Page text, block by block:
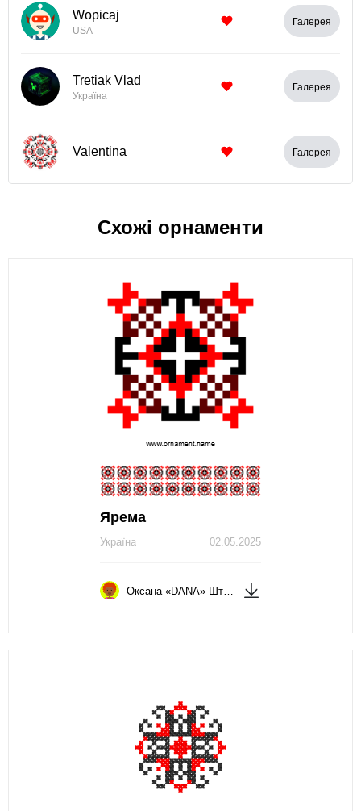
Wopicaj
USA
Галерея
Tretiak Vlad
Україна
Галерея
Valentina Галерея
Схожі орнаменти
Ярема
02.05.2025
Україна
Оксана «DANA» Штойко